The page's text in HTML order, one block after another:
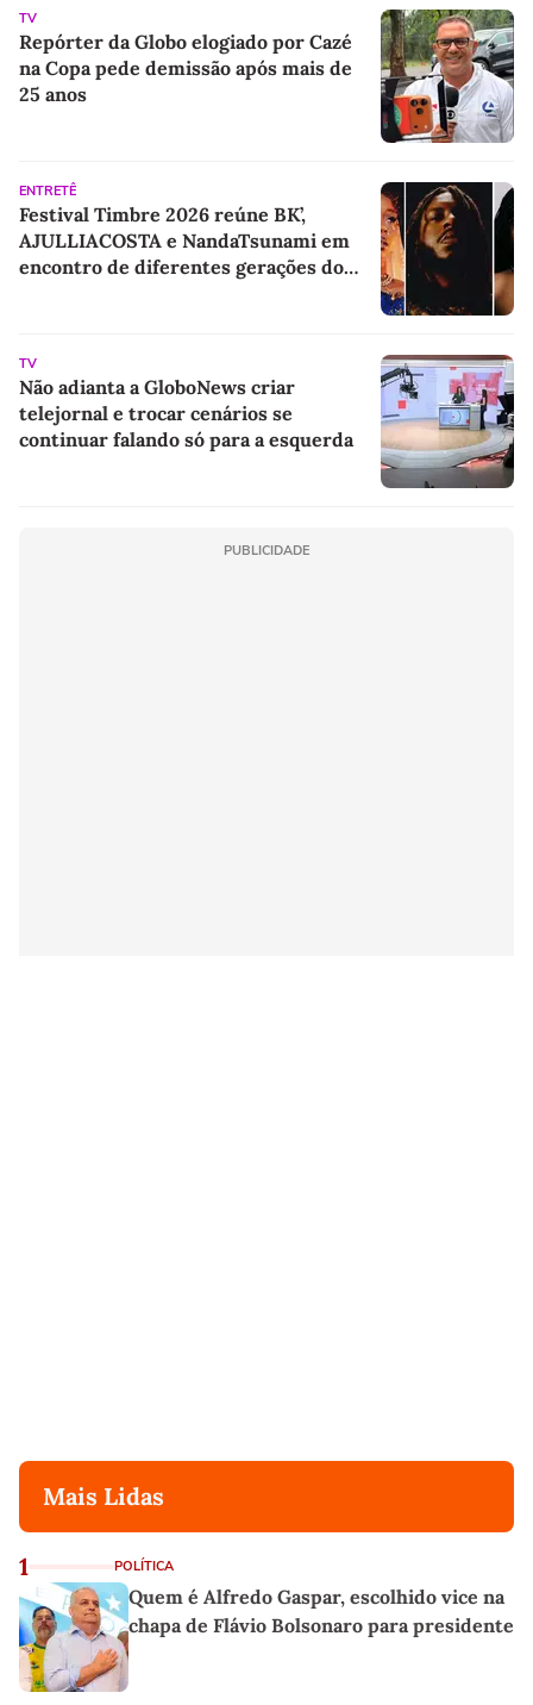
TV
Repórter da Globo elogiado por Cazé
na Copa pede demissão após mais de
25 anos
ENTRETÊ
Festival Timbre 2026 reúne BK’,
AJULLIACOSTA e NandaTsunami em
encontro de diferentes gerações do
TV
Não adianta a GloboNews criar
telejornal e trocar cenários se
continuar falando só para a esquerda
PUBLICIDADE
Mais Lidas
1 POLÍTICA
Quem é Alfredo Gaspar, escolhido vice na
chapa de Flávio Bolsonaro para presidente